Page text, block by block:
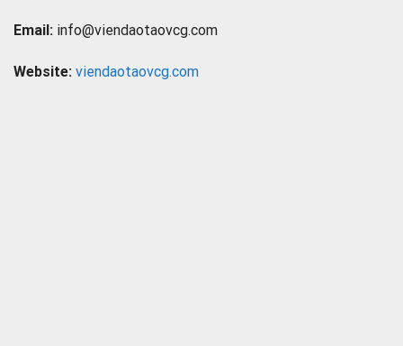
Email: info@viendaotaovcg.com
Website: viendaotaovcg.com